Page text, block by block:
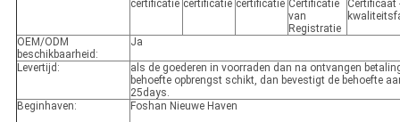
certificatie certificatie certificatie Certificatie
van
Registratie
Certificaat
OEM/ODM
beschikbaarheid:
Ja
Levertijd:
als de goederen in voorraden dan na ontvangen
behoefte opbrengst schikt, dan bevestigt de behoefte
25days.
Beginhaven:
Foshan Nieuwe Haven